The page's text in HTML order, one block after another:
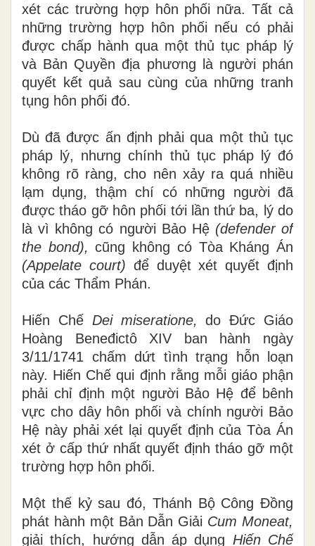
xét các trường hợp hôn phối nữa. Tất cả
những trường hợp hôn phối nếu có phải
được chấp hành qua một thủ tục pháp lý
và Bản Quyền địa phương là người phán
quyết kết quả sau cùng của những tranh
tụng hôn phối đó.
Dù đã được ấn định phải qua một thủ tục
pháp lý, nhưng chính thủ tục pháp lý đó
không rõ ràng, cho nên xảy ra quá nhiều
lạm dụng, thậm chí có những người đã
được tháo gỡ hôn phối tới lần thứ ba, lý do
là vì không có người Bảo Hệ (defender of
the bond), cũng không có Tòa Kháng Án
(Appelate court) để duyệt xét quyết định
của các Thẩm Phán.
Hiến Chế Dei miseratione,do Đức Giáo
Hoàng Beneđictô XIV ban hành ngày
3/11/1741 chấm dứt tình trạng hỗn loạn
này. Hiến Chế qui định rằng mỗi giáo phận
phải chỉ định một người Bảo Hệ để bênh
vực cho dây hôn phối và chính người Bảo
Hệ này phải xét lại quyết định của Tòa Án
xét ởcấp thứ nhất quyết định tháo gỡ một
trường hợp hôn phối.
Một thế kỷ sau đó, Thánh Bộ Công Đồng
phát hành một Bản Dẫn Giải Cum Moneat,
giải thích, hướng dẫn áp dụng Hiến Chế